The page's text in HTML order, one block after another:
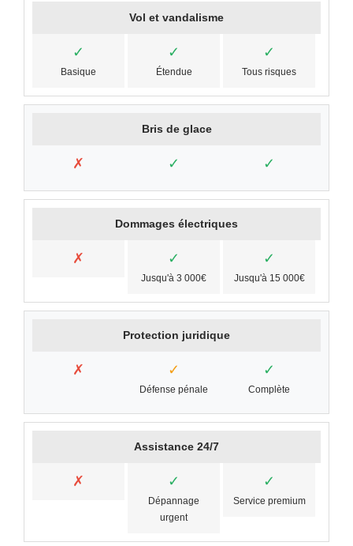
Vol et vandalisme
✓
Basique
✓
Étendue
✓
Tous risques
Bris de glace
✗ ✓ ✓
Dommages électriques
✗ ✓
Jusqu'à 3 000€
✓
Jusqu'à 15 000€
Protection juridique
✗ ✓
Défense pénale
✓
Complète
Assistance 24/7
✗ ✓
Dépannage
urgent
✓
Service premium